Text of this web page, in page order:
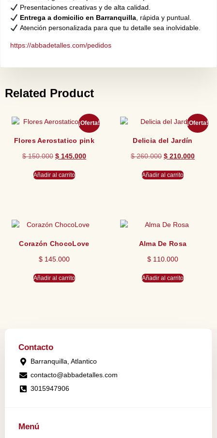
Presentaciones creativas y de alta calidad.
Entrega a domicilio en Barranquilla, rápida y puntual.
Atención personalizada para que tu detalle sea inolvidable.
https://abbadetalles.com/pedidos
Related Product
¡Oferta!
Flores Aerostatico pink
$150.000 $ 145.000
Añadir al carrito
¡Oferta!
Delicia del Jardín
$260.000 $ 210.000
Añadir al carrito
Corazón ChocoLove
$ 145.000
Añadir al carrito
Alma De Rosa
$ 110.000
Añadir al carrito
Contacto
Barranquilla, Atlantico
contacto@abbadetalles.com
3015947906
Menú